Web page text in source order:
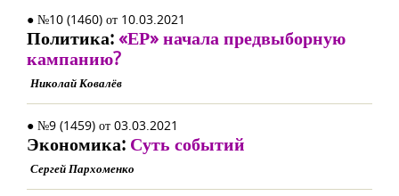
● №10 (1460) от 10.03.2021
Политика:«ЕР» начала предвыборную
кампанию?
Николай Ковалёв
● №9 (1459) от 03.03.2021
Экономика: Суть событий
Сергей Пархоменко